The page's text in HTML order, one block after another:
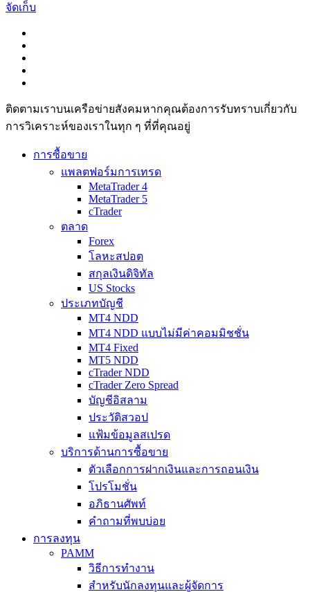
จัดเก็บ
ติดตามเราบนเครือข่ายสังคมหากคุณต้องการรับทราบเกี่ยวกับ
การวิเ­คราะห์ของเราในทุก ๆ ที่ที่คุณอยู่
การซื้อขาย
แพลตฟอร์มการเทรด
MetaTrader 4
MetaTrader 5
cTrader
ตลาด
Forex
โลหะสปอต
สกุลเงินดิจิทัล
US Stocks
ประเภทบัญชี
MT4 NDD
MT4 NDD แบบไม่มีค่าคอมมิชชั่น
MT4 Fixed
MT5 NDD
cTrader NDD
cTrader Zero Spread
บัญชีอิสลาม
ประวัติสวอป
แฟ้มข้อมูลสเปรด
บริการด้านการซื้อขาย
ตัวเลือกการฝากเงินและการถอนเงิน
โปรโมชั่น
อภิธานศัพท์
คำถามที่พบบ่อย
การลงทุน
PAMM
วิธีการทำงาน
สำหรับนักลงทุนและผู้จัดการ